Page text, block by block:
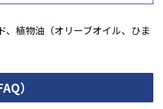
、植物油（オリーブオイル、ひま
）